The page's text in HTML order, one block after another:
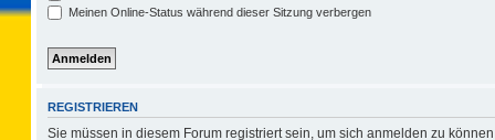
Meinen Online-Status während dieser Sitzung verbergen
REGISTRIEREN
Sie müssen in diesem Forum registriert sein, um sich anmelden zu